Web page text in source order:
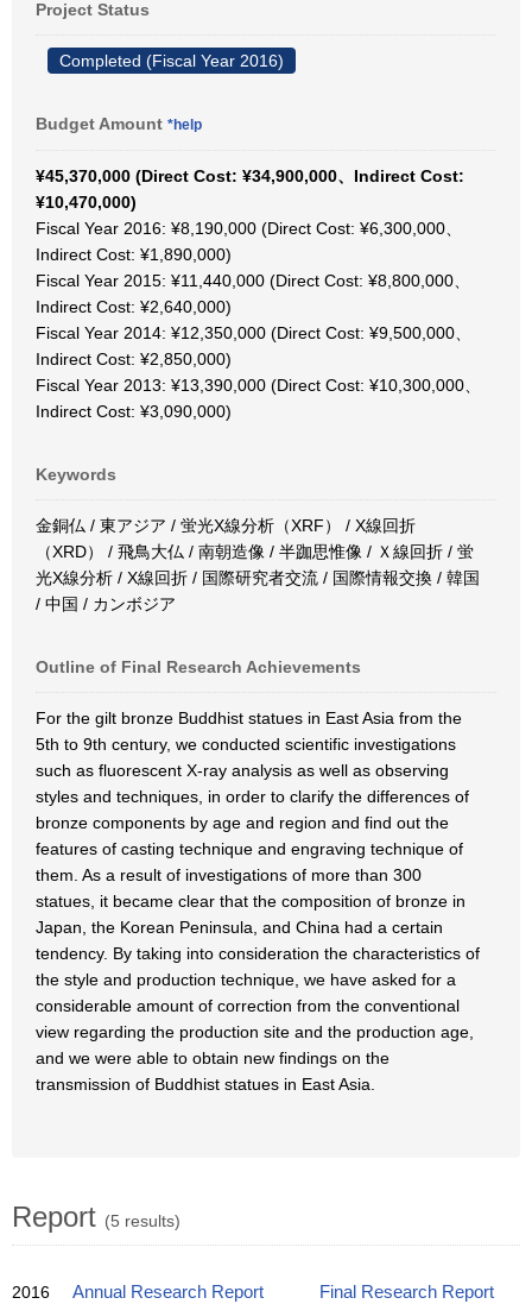
Project Status
Completed (Fiscal Year 2016)
Budget Amount *help
¥45,370,000 (Direct Cost: ¥34,900,000、Indirect Cost:
¥10,470,000)
Fiscal Year 2016: ¥8,190,000 (Direct Cost: ¥6,300,000、
Indirect Cost: ¥1,890,000)
Fiscal Year 2015: ¥11,440,000 (Direct Cost: ¥8,800,000、
Indirect Cost: ¥2,640,000)
Fiscal Year 2014: ¥12,350,000 (Direct Cost: ¥9,500,000、
Indirect Cost: ¥2,850,000)
Fiscal Year 2013: ¥13,390,000 (Direct Cost: ¥10,300,000、
Indirect Cost: ¥3,090,000)
Keywords
金銅仏 / 東アジア / 蛍光X線分析（XRF） / X線回折
（XRD） / 飛鳥大仏 / 南朝造像 / 半跏思惟像 / Ｘ線回折 / 蛍
光X線分析 / X線回折 / 国際研究者交流 / 国際情報交換 / 韓国
/ 中国 / カンボジア
Outline of Final Research Achievements
For the gilt bronze Buddhist statues in East Asia from the
5th to 9th century, we conducted scientific investigations
such as fluorescent X-ray analysis as well as observing
styles and techniques, in order to clarify the differences of
bronze components by age and region and find out the
features of casting technique and engraving technique of
them. As a result of investigations of more than 300
statues, it became clear that the composition of bronze in
Japan, the Korean Peninsula, and China had a certain
tendency. By taking into consideration the characteristics of
the style and production technique, we have asked for a
considerable amount of correction from the conventional
view regarding the production site and the production age,
and we were able to obtain new findings on the
transmission of Buddhist statues in East Asia.
Report (5 results)
2016 Annual Research Report
Final Research Report